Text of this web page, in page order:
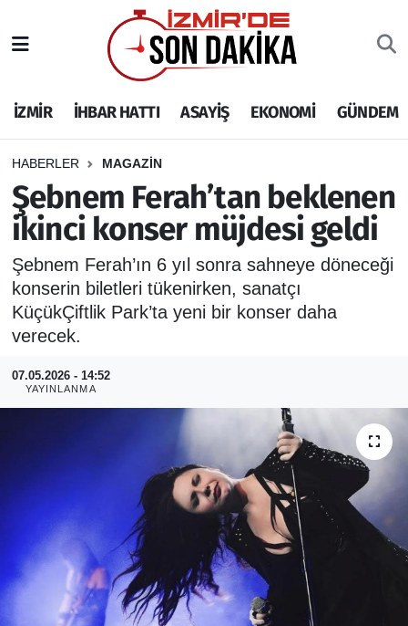
İZMİR İHBAR HATTI ASAYİŞ EKONOMİ GÜNDEM
HABERLER MAGAZİN
Şebnem Ferah’tan beklenen
ikinci konser müjdesi geldi
Şebnem Ferah’ın 6 yıl sonra sahneye döneceği
konserin biletleri tükenirken, sanatçı
KüçükÇiftlik Park’ta yeni bir konser daha
verecek.
07.05.2026 - 14:52
YAYINLANMA
İHBAR HATTI
DEPREM
GENEL
EKONOMİ
SİYASET
SPOR
ASAYİŞ
İzmir Nöbetçi Eczaneler
İzmir Hava Durumu
İzmir Namaz Vakitleri
İzmir Trafik Yoğunluk Haritası
Puan Durumu ve Fikstür
Tüm Manşetler
Son Dakika Haberleri
Haber Arşivi